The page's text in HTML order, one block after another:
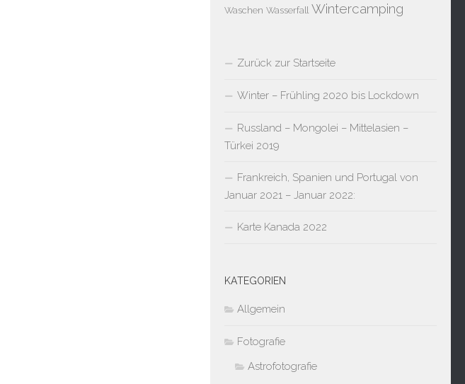
Waschen Wasserfall Wintercamping
Zurück zur Startseite
Winter – Frühling 2020 bis Lockdown
Russland – Mongolei – Mittelasien –
Türkei 2019
Frankreich, Spanien und Portugal von
Januar 2021 – Januar 2022:
Karte Kanada 2022
KATEGORIEN
Allgemein
Fotografie
Astrofotografie